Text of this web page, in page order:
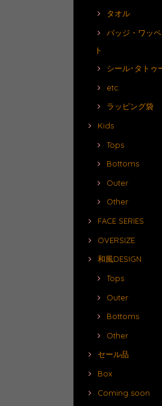
タオル
バッジ・ワッ
ト
シール･タトゥ
etc.
ラッピング袋
Kids
Tops
Bottoms
Outer
Other
FACE SERIES
OVERSIZE
和風DESIGN
Tops
Outer
Bottoms
Other
セール品
Box
Coming soon